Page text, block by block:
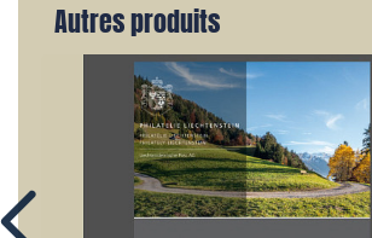
Autres produits